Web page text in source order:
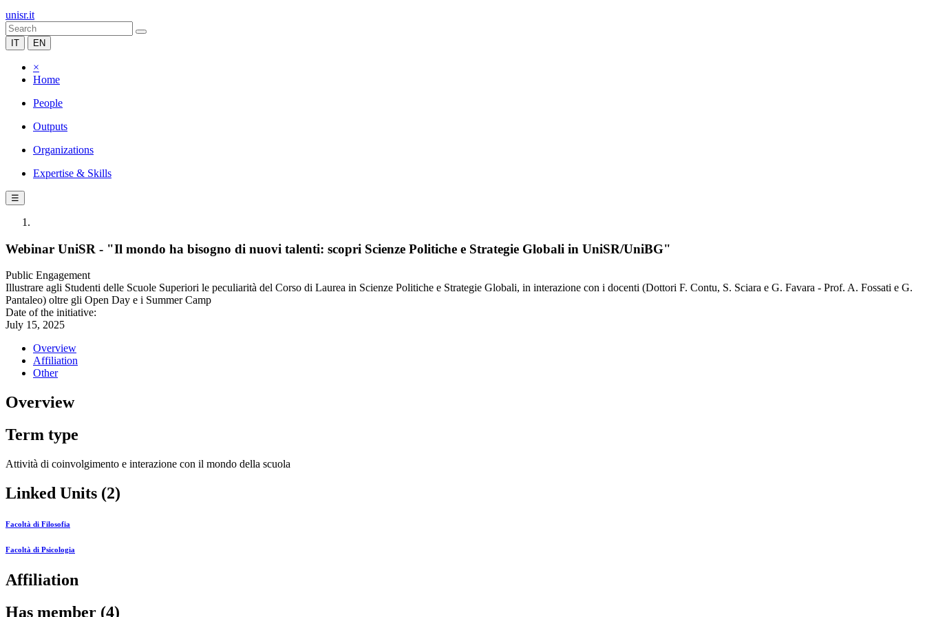
unisr.it
IT EN
×
Home
People
Outputs
Organizations
Expertise & Skills
☰
Webinar UniSR - "Il mondo ha bisogno di nuovi talenti: scopri Scienze Politiche e Strategie Globali in UniSR/UniBG"
Public Engagement
Illustrare agli Studenti delle Scuole Superiori le peculiarità del Corso di Laurea in Scienze Politiche e Strategie Globali, in interazione con i docenti (Dottori F. Contu, S. Sciara e G. Favara - Prof. A. Fossati e G.
Pantaleo) oltre gli Open Day e i Summer Camp
Date of the initiative:
July 15, 2025
Overview
Affiliation
Other
Overview
Term type
Attività di coinvolgimento e interazione con il mondo della scuola
Linked Units (2)
Facoltà di Filosofia
Facoltà di Psicologia
Affiliation
Has member (4)